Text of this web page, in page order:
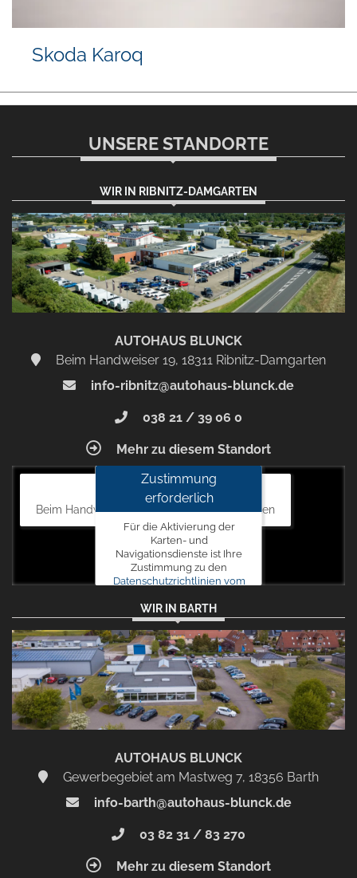
Skoda Karoq
UNSERE STANDORTE
WIR IN RIBNITZ-DAMGARTEN
AUTOHAUS BLUNCK
Beim Handweiser 19, 18311 Ribnitz-Damgarten
info-ribnitz@autohaus-blunck.de
038 21 / 39 06 0
Mehr zu diesem Standort
Autohaus Blunck
Beim Handweiser 19, 18311 Ribnitz-Damgarten
Zustimmung
erforderlich
Für die Aktivierung der
Karten- und
Navigationsdienste ist Ihre
Zustimmung zu den
Datenschutzrichtlinien vom
erforderlich.
Zustimmen
und
aktivieren
WIR IN BARTH
AUTOHAUS BLUNCK
Gewerbegebiet am Mastweg 7, 18356 Barth
info-barth@autohaus-blunck.de
03 82 31 / 83 270
Mehr zu diesem Standort